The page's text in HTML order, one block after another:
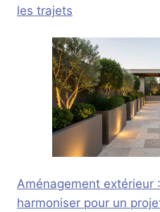
les trajets
Aménagement extérieur
harmoniser pour un